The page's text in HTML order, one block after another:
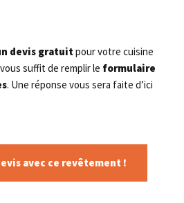
devis gratuit pour votre cuisine
suffit de remplir le formulaire
. Une réponse vous sera faite d’ici
avec ce revêtement !